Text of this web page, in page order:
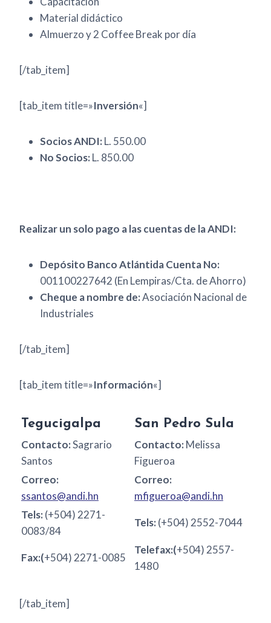
Material didáctico
Almuerzo y 2 Coffee Break por día
[/tab_item]
[tab_item title=»Inversión«]
Socios ANDI: L. 550.00
No Socios: L. 850.00
Realizar un solo pago a las cuentas de la ANDI:
Depósito Banco Atlántida Cuenta No:
001100227642 (En Lempiras/Cta. de Ahorro)
Cheque a nombre de:Asociación Nacional de
Industriales
[/tab_item]
[tab_item title=»Información«]
Tegucigalpa San Pedro Sula
Contacto:Sagrario
Santos
Contacto: Melissa
Figueroa
Correo:
ssantos@andi.hn
Correo:
mfigueroa@andi.hn
Tels: (+504) 2271-
0083/84
Tels: (+504) 2552-7044
Fax:(+504) 2271-0085
Telefax:(+504) 2557-
1480
[/tab_item]